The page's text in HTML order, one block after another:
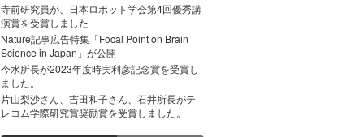
寺前研究員が、日本ロボット学会第4回優秀講
演賞を受賞しました
Nature記事広告特集「Focal Point on Brain
Science in Japan」が公開
今水所長が2023年度時実利彦記念賞を受賞し
ました。
片山梨沙さん、吉田和子さん、石井所長がテ
レコム学際研究賞奨励賞を受賞しました。